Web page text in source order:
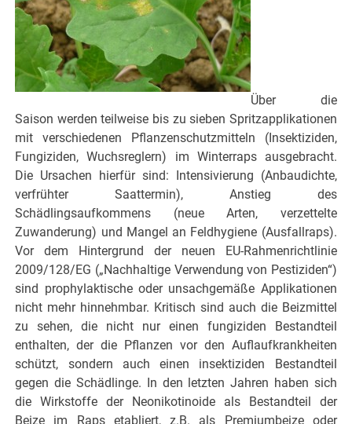
Über die
Saison werden teilweise bis zu sieben Spritzapplikationen
mit verschiedenen Pflanzenschutzmitteln (Insektiziden,
Fungiziden, Wuchsreglern) im Winterraps ausgebracht.
Die Ursachen hierfür sind: Intensivierung (Anbaudichte,
verfrühter Saattermin), Anstieg des
Schädlingsaufkommens (neue Arten, verzettelte
Zuwanderung) und Mangel an Feldhygiene (Ausfallraps).
Vor dem Hintergrund der neuen EU-Rahmenrichtlinie
2009/128/EG („Nachhaltige Verwendung von Pestiziden“)
sind prophylaktische oder unsachgemäße Applikationen
nicht mehr hinnehmbar. Kritisch sind auch die Beizmittel
zu sehen, die nicht nur einen fungiziden Bestandteil
enthalten, der die Pflanzen vor den Auflaufkrankheiten
schützt, sondern auch einen insektiziden Bestandteil
gegen die Schädlinge. In den letzten Jahren haben sich
die Wirkstoffe der Neonikotinoide als Bestandteil der
Beize im Raps etabliert, z.B. als Premiumbeize oder